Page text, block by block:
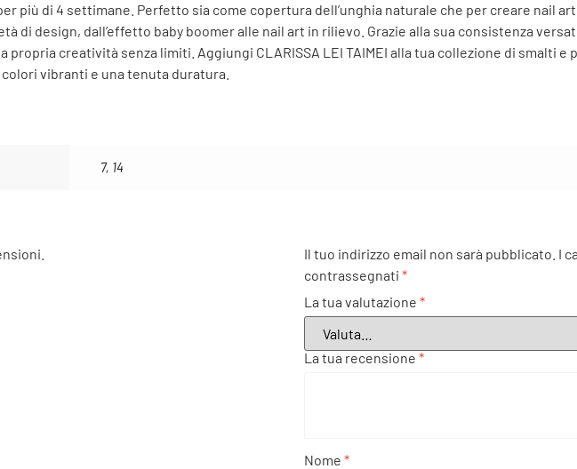
più di 4 settimane. Perfetto sia come copertura dell’unghia naturale che per creare nail
di design, dall’effetto baby boomer alle nail art in rilievo. Grazie alla sua consistenza
propria creatività senza limiti. Aggiungi CLARISSA LEI TAIMEI alla tua collezione di smalti e
vibranti e una tenuta duratura.
7, 14
Il tuo indirizzo email non sarà pubblicato. I
contrassegnati *
La tua valutazione *
La tua recensione *
Nome *